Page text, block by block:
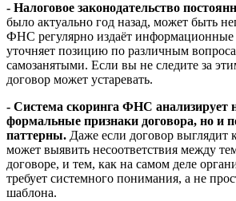
- Налоговое законодательство
было актуально год назад, может быть
ФНС регулярно издаёт информационные
уточняет позицию по различным
самозанятыми. Если вы не следите за
договор может устаревать.
- Система скоринга ФНС анализирует
формальные признаки договора, но и
паттерны. Даже если договор выглядит
может выявить несоответствия между
договоре, и тем, как на самом деле
требует системного понимания, а не
шаблона.